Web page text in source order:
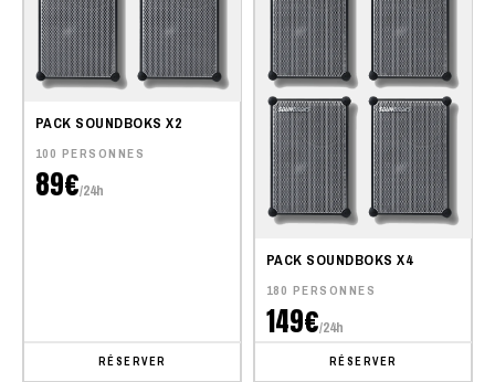
PACK SOUNDBOKS X2
100 PERSONNES
89€/24h
RÉSERVER
PACK SOUNDBOKS X4
180 PERSONNES
149€/24h
RÉSERVER